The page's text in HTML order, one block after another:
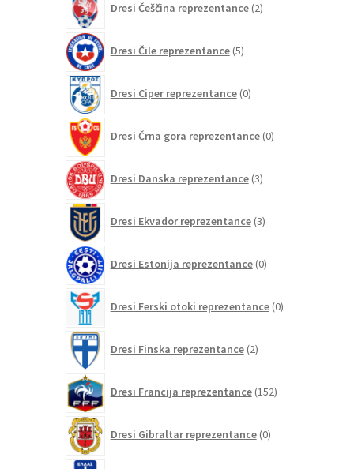
Dresi Češčina reprezentance 2izdelka
Dresi Čile reprezentance 5izdelkov
Dresi Ciper reprezentance 0izdelkov
Dresi Črna gora reprezentance 0izdelkov
Dresi Danska reprezentance 3izdelki
Dresi Ekvador reprezentance 3izdelki
Dresi Estonija reprezentance 0izdelkov
Dresi Ferski otoki reprezentance 0izdelkov
Dresi Finska reprezentance 2izdelka
Dresi Francija reprezentance 152izdelkov
Dresi Gibraltar reprezentance 0izdelkov